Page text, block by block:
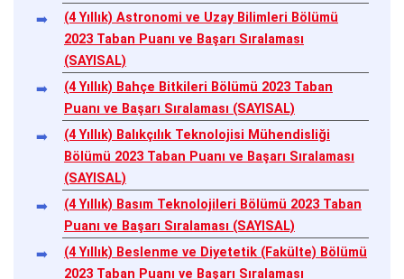
(4 Yıllık) Astronomi ve Uzay Bilimleri Bölümü
2023 Taban Puanı ve Başarı Sıralaması
(SAYISAL)
(4 Yıllık) Bahçe Bitkileri Bölümü 2023 Taban
Puanı ve Başarı Sıralaması (SAYISAL)
(4 Yıllık) Balıkçılık Teknolojisi Mühendisliği
Bölümü 2023 Taban Puanı ve Başarı Sıralaması
(SAYISAL)
(4 Yıllık) Basım Teknolojileri Bölümü 2023 Taban
Puanı ve Başarı Sıralaması (SAYISAL)
(4 Yıllık) Beslenme ve Diyetetik (Fakülte) Bölümü
2023 Taban Puanı ve Başarı Sıralaması